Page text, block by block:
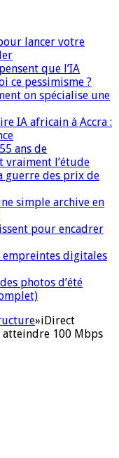
lancer votre
que l’IA
ce pessimisme ?
on spécialise une
IA africain à Accra :
ans de
vraiment l’étude
guerre des prix de
simple archive en
pour encadrer
empreintes digitales
photos d’été
»iDirect
100 Mbps